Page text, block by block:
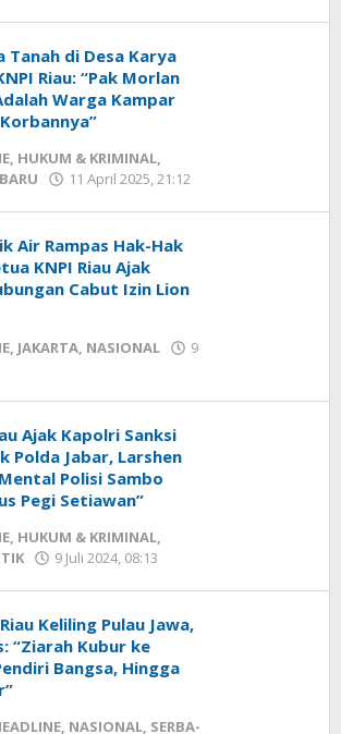
Tanah di Desa Karya
Riau: “Pak Morlan
Warga Kampar
, HUKUM & KRIMINAL,
11 April 2025, 21:12
Air Rampas Hak-Hak
KNPI Riau Ajak
Cabut Izin Lion
, JAKARTA, NASIONAL
9
Ajak Kapolri Sanksi
Polda Jabar, Larshen
Polisi Sambo
Pegi Setiawan”
, HUKUM & KRIMINAL,
9 Juli 2024, 08:13
Keliling Pulau Jawa,
“Ziarah Kubur ke
Bangsa, Hingga
, NASIONAL, SERBA-